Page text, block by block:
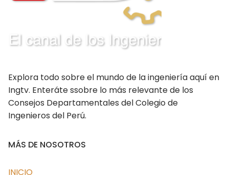
Ayacucho
Callao
Cusco
Huánuco
Ica
Explora todo sobre el mundo de la ingeniería aquí en
Ingtv. Enteráte ssobre lo más relevante de los
Consejos Departamentales del Colegio de
Ingenieros del Perú.
MÁS DE NOSOTROS
INICIO